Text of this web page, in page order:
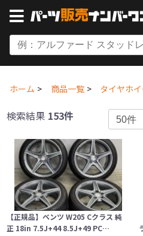
ホーム 商品一覧 タイヤホ
検索結果 153件
【正規品】ベンツ W205 Cクラス 純
正 18in 7.5J+44 8.5J+49 PC…